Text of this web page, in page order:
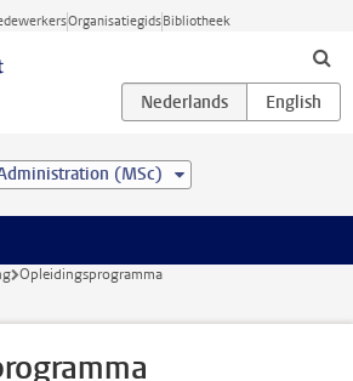
OrganisatiegidsBibliotheek
(MSc)
Opleidingsprogramma